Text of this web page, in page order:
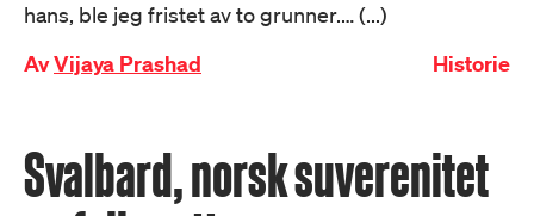
hans, ble jeg fristet av to grunner.… (...)
AvVijaya Prashad Historie
Svalbard, norsk suverenitet